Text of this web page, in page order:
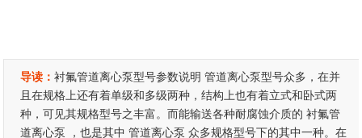
导读：衬氟管道离心泵型号参数说明 管道离心泵型号众多，在并
且在规格上还有着单级和多级两种，结构上也有着立式和卧式两
种，可见其规格型号之丰富。而能输送各种耐腐蚀介质的 衬氟管
道离心泵 ，也是其中 管道离心泵 众多规格型号下的其中一种。在